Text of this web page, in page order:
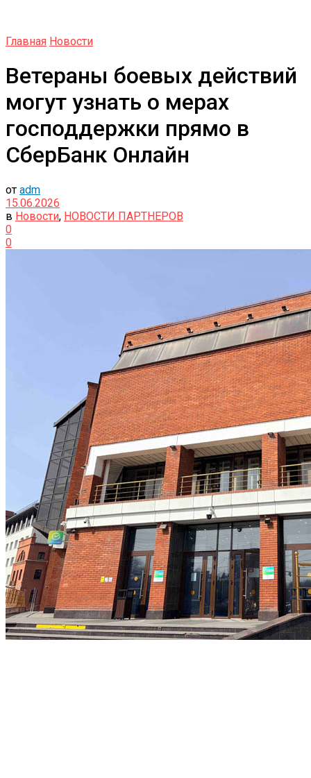
Главная Новости
Ветераны боевых действий
могут узнать о мерах
господдержки прямо в
СберБанк Онлайн
от adm
15.06.2026
в Новости, НОВОСТИ ПАРТНЕРОВ
0
0